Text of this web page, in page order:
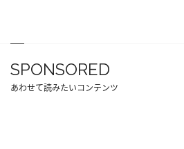
SPONSORED
あわせて読みたいコンテンツ